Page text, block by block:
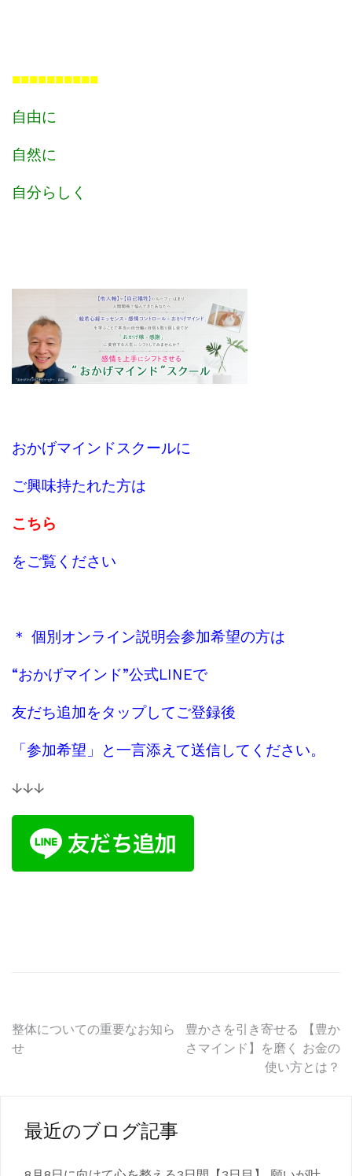
■■■■■■■■■■
自由に
自然に
自分らしく
おかげマインドスクールに
ご興味持たれた方は
こちら
をご覧ください
＊ 個別オンライン説明会参加希望の方は
“おかげマインド”公式LINEで
友だち追加をタップしてご登録後
「参加希望」と一言添えて送信してください。
↓↓↓
投
稿
ビ
整体についての重要なお知ら
せ
豊かさを引き寄せる 【豊か
さマインド】を磨く お金の
使い方とは？
最近のブログ記事